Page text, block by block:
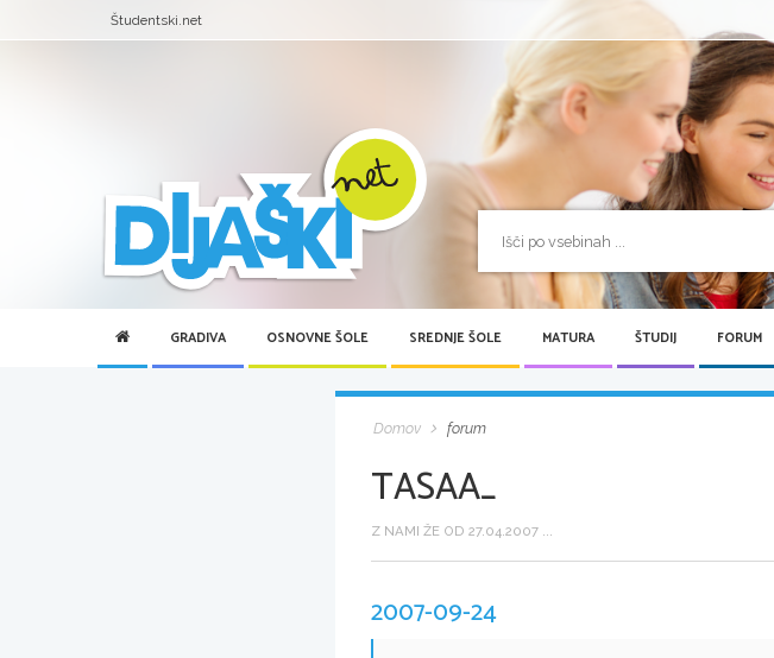
Študentski.net
GRADIVA OSNOVNE ŠOLE SREDNJE ŠOLE MATURA ŠTUDIJ FORUM
Domov forum
TASAA_
Z NAMI ŽE OD 27.04.2007 ...
2007-09-24